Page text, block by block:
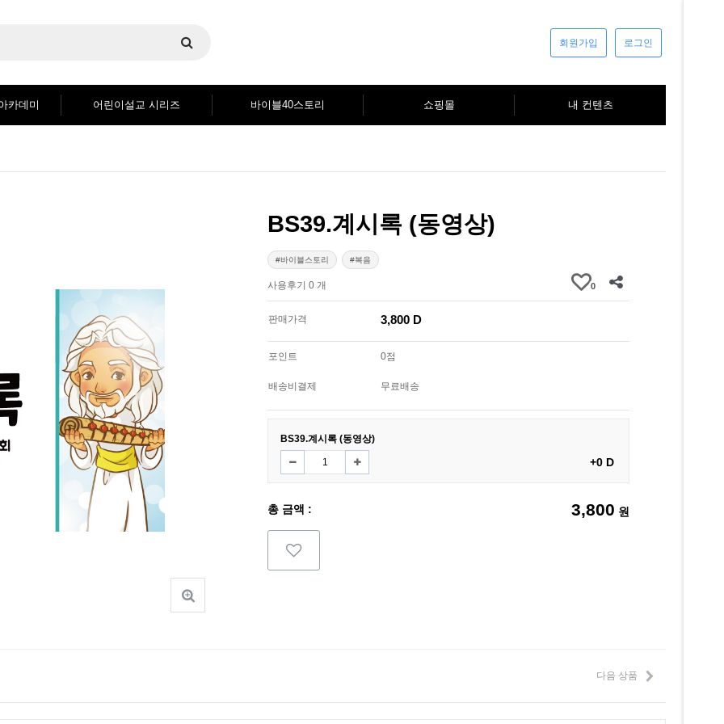
회원가입 로그인
카데미 어린이설교 시리즈 바이블40스토리 쇼핑몰 내 컨텐츠
BS39.계시록 (동영상)
바이블스토리 복음
사용후기 0 개 0
판매가격 3,800 D
포인트 0점
배송비결제 무료배송
BS39.계시록 (동영상)
+0 D
총 금액 : 3,800 원
다음 상품